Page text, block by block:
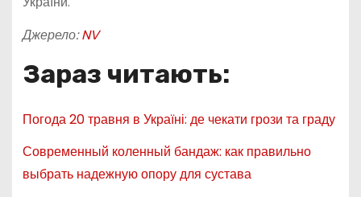
Джерело:NV
Зараз читають:
Погода 20 травня в Україні: де чекати грози та граду
Современный коленный бандаж: как правильно
выбрать надежную опору для сустава